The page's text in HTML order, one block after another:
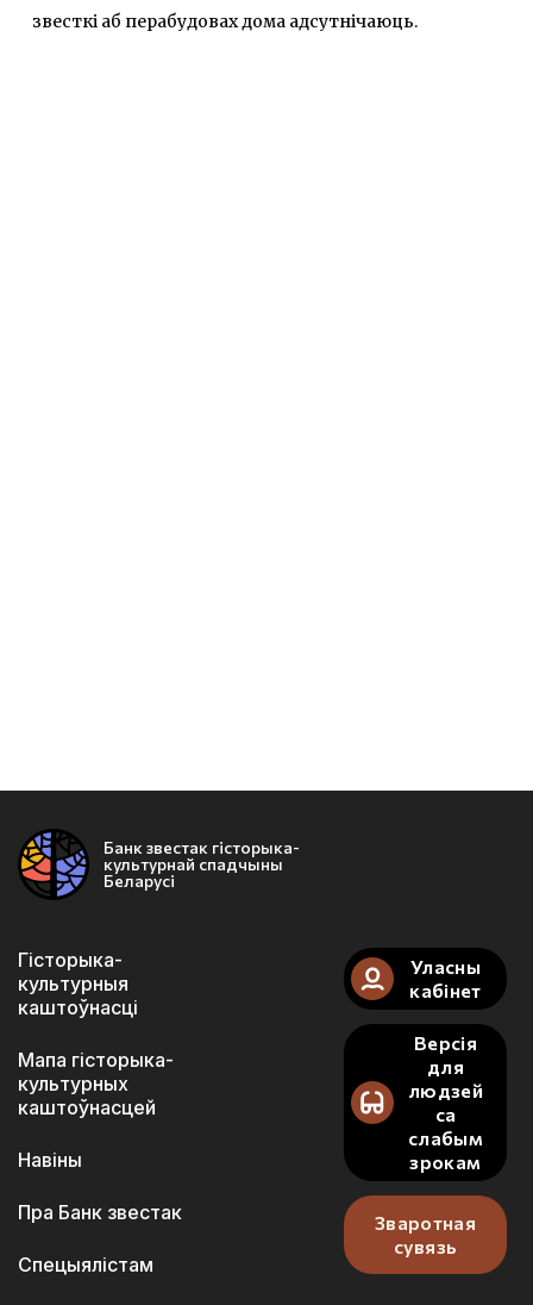
звесткі аб перабудовах дома адсутнічаюць.
Банк звестак гісторыка-
культурнай спадчыны
Беларусі
Гісторыка-
культурныя
каштоўнасці
Мапа гісторыка-
культурных
каштоўнасцей
Навіны
Пра Банк звестак
Спецыялістам
Уласны
кабінет
Версія
для
людзей
са
слабым
зрокам
Зваротная
сувязь